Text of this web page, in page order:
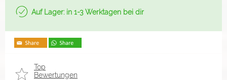
Auf Lager: in 1-3 Werktagen bei dir
Top
Bewertungen